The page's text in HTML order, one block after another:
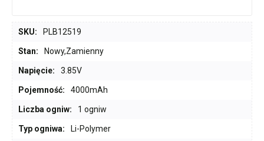
SKU: PLB12519
Stan: Nowy,Zamienny
Napięcie: 3.85V
Pojemność: 4000mAh
Liczba ogniw: 1 ogniw
Typ ogniwa: Li-Polymer